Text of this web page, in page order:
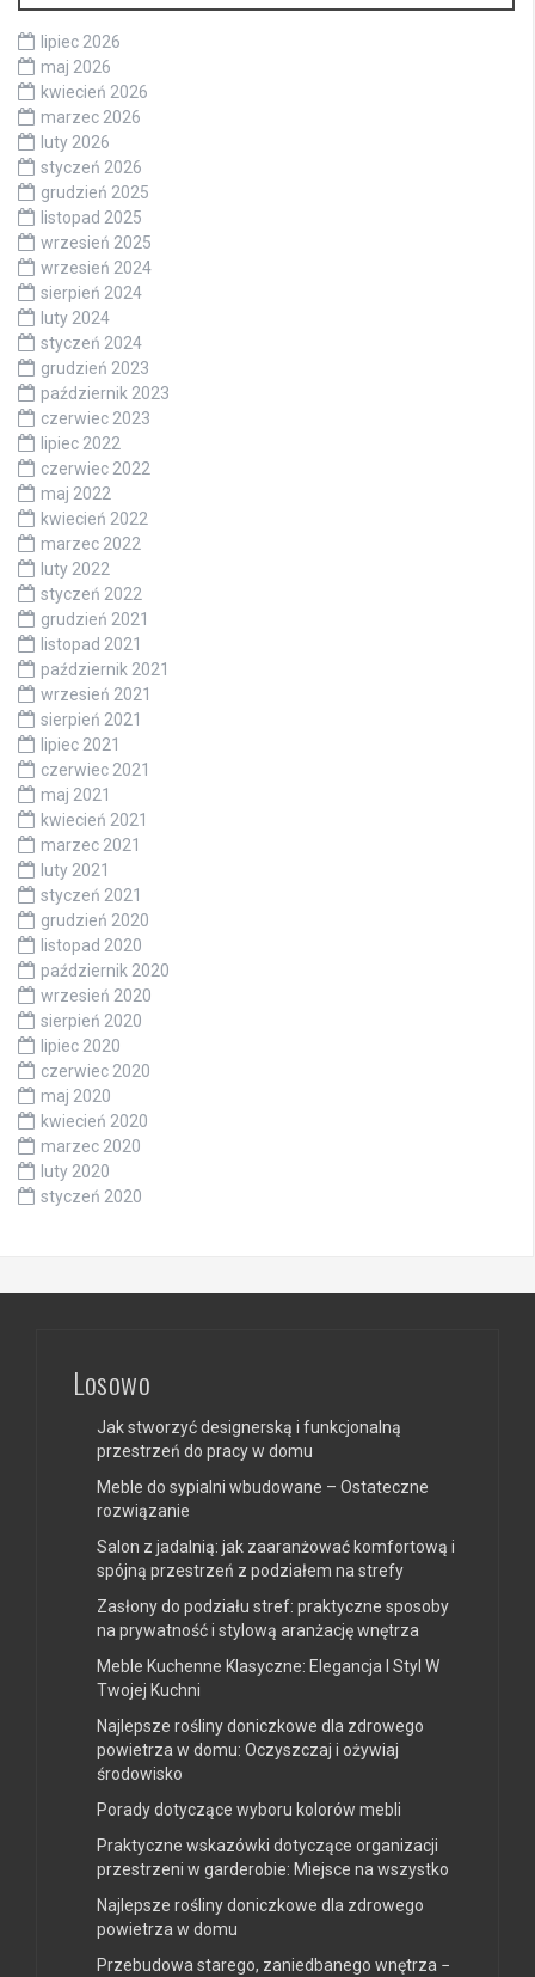
lipiec 2026
maj 2026
kwiecień 2026
marzec 2026
luty 2026
styczeń 2026
grudzień 2025
listopad 2025
wrzesień 2025
wrzesień 2024
sierpień 2024
luty 2024
styczeń 2024
grudzień 2023
październik 2023
czerwiec 2023
lipiec 2022
czerwiec 2022
maj 2022
kwiecień 2022
marzec 2022
luty 2022
styczeń 2022
grudzień 2021
listopad 2021
październik 2021
wrzesień 2021
sierpień 2021
lipiec 2021
czerwiec 2021
maj 2021
kwiecień 2021
marzec 2021
luty 2021
styczeń 2021
grudzień 2020
listopad 2020
październik 2020
wrzesień 2020
sierpień 2020
lipiec 2020
czerwiec 2020
maj 2020
kwiecień 2020
marzec 2020
luty 2020
styczeń 2020
Losowo
Jak stworzyć designerską i funkcjonalną
przestrzeń do pracy w domu
Meble do sypialni wbudowane – Ostateczne
rozwiązanie
Salon z jadalnią: jak zaaranżować komfortową i
spójną przestrzeń z podziałem na strefy
Zasłony do podziału stref: praktyczne sposoby
na prywatność i stylową aranżację wnętrza
Meble Kuchenne Klasyczne: Elegancja I Styl W
Twojej Kuchni
Najlepsze rośliny doniczkowe dla zdrowego
powietrza w domu: Oczyszczaj i ożywiaj
środowisko
Porady dotyczące wyboru kolorów mebli
Praktyczne wskazówki dotyczące organizacji
przestrzeni w garderobie: Miejsce na wszystko
Najlepsze rośliny doniczkowe dla zdrowego
powietrza w domu
Przebudowa starego, zaniedbanego wnętrza −